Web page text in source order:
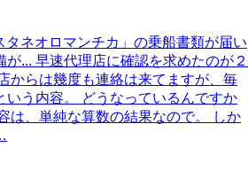
タネオロマンチカ」の乗船書類が届い
が... 早速代理店に確認を求めたのが２
からは幾度も連絡は来てますが、毎
いう内容。 どうなっているんですか
は、単純な算数の結果なので。 しか